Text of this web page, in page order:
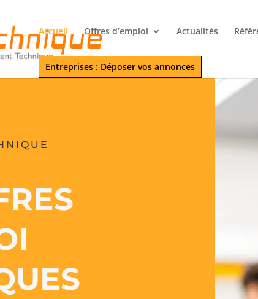
Accueil Offres d’emploi Actualités
Entreprises : Déposer vos annonces